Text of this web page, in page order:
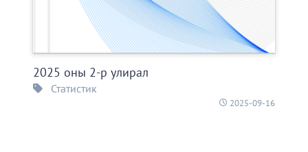
2025 оны 2-р улирал
Статистик
2025-09-16